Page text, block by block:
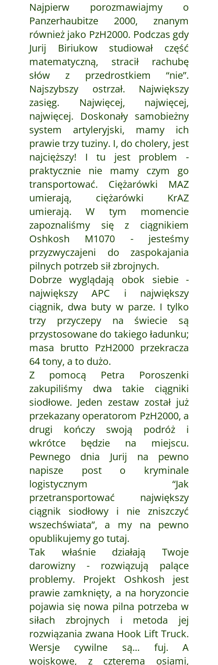
Najpierw porozmawiajmy o
Panzerhaubitze 2000, znanym
również jako PzH2000. Podczas gdy
Jurij Biriukow studiował część
matematyczną, stracił rachubę
słów z przedrostkiem “nie”.
Najszybszy ostrzał. Największy
zasięg. Najwięcej, najwięcej,
najwięcej. Doskonały samobieżny
system artyleryjski, mamy ich
prawie trzy tuziny. I, do cholery, jest
najcięższy! I tu jest problem -
praktycznie nie mamy czym go
transportować. Ciężarówki MAZ
umierają, ciężarówki KrAZ
umierają. W tym momencie
zapoznaliśmy się z ciągnikiem
Oshkosh M1070 - jesteśmy
przyzwyczajeni do zaspokajania
pilnych potrzeb sił zbrojnych.
Dobrze wyglądają obok siebie -
największy APC i największy
ciągnik, dwa buty w parze. I tylko
trzy przyczepy na świecie są
przystosowane do takiego ładunku;
masa brutto PzH2000 przekracza
64 tony, a to dużo.
Z pomocą Petra Poroszenki
zakupiliśmy dwa takie ciągniki
siodłowe. Jeden zestaw został już
przekazany operatorom PzH2000, a
drugi kończy swoją podróż i
wkrótce będzie na miejscu.
Pewnego dnia Jurij na pewno
napisze post o kryminale
logistycznym “Jak
przetransportować największy
ciągnik siodłowy i nie zniszczyć
wszechświata”, a my na pewno
opublikujemy go tutaj.
Tak właśnie działają Twoje
darowizny - rozwiązują palące
problemy. Projekt Oshkosh jest
prawie zamknięty, a na horyzoncie
pojawia się nowa pilna potrzeba w
siłach zbrojnych i metoda jej
rozwiązania zwana Hook Lift Truck.
Wersje cywilne są... fuj. A
wojskowe, z czterema osiami,